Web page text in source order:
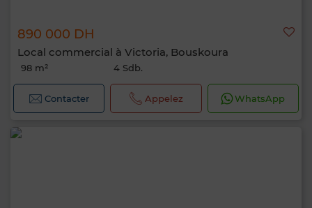
890 000 DH
Local commercial à Victoria, Bouskoura
98 m² 4 Sdb.
Contacter Appelez WhatsApp